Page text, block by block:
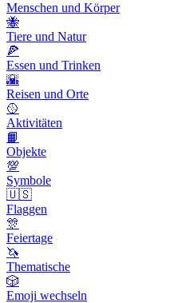
Menschen und Körper
🐝
Tiere und Natur
🍕
Essen und Trinken
🌇
Reisen und Orte
🥎
Aktivitäten
📙
Objekte
💯
Symbole
🇺🇸
Flaggen
🎊
Feiertage
🦄
Thematische
🎲
Emoji wechseln